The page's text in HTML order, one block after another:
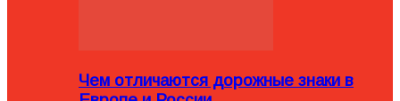
Чем отличаются дорожные знаки в